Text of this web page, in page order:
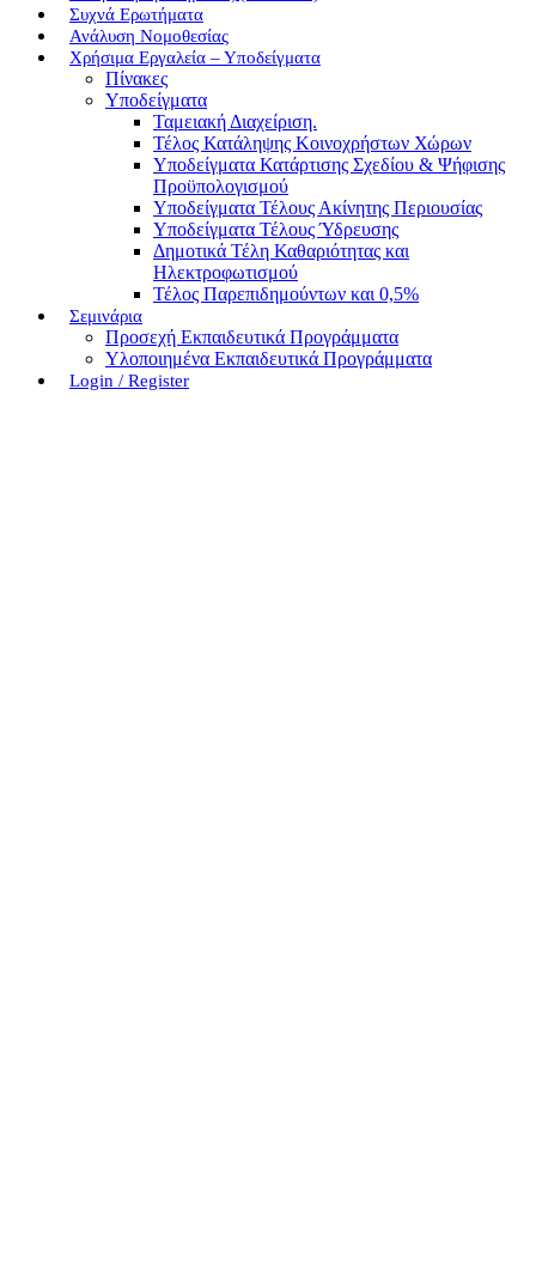
Συχνά Ερωτήματα
Ανάλυση Νομοθεσίας
Χρήσιμα Εργαλεία – Υποδείγματα
Πίνακες
Υποδείγματα
Ταμειακή Διαχείριση.
Τέλος Κατάληψης Κοινοχρήστων Χώρων
Υποδείγματα Κατάρτισης Σχεδίου & Ψήφισης
Προϋπολογισμού
Υποδείγματα Τέλους Ακίνητης Περιουσίας
Υποδείγματα Τέλους Ύδρευσης
Δημοτικά Τέλη Καθαριότητας και
Ηλεκτροφωτισμού
Τέλος Παρεπιδημούντων και 0,5%
Σεμινάρια
Προσεχή Εκπαιδευτικά Προγράμματα
Υλοποιημένα Εκπαιδευτικά Προγράμματα
Login / Register